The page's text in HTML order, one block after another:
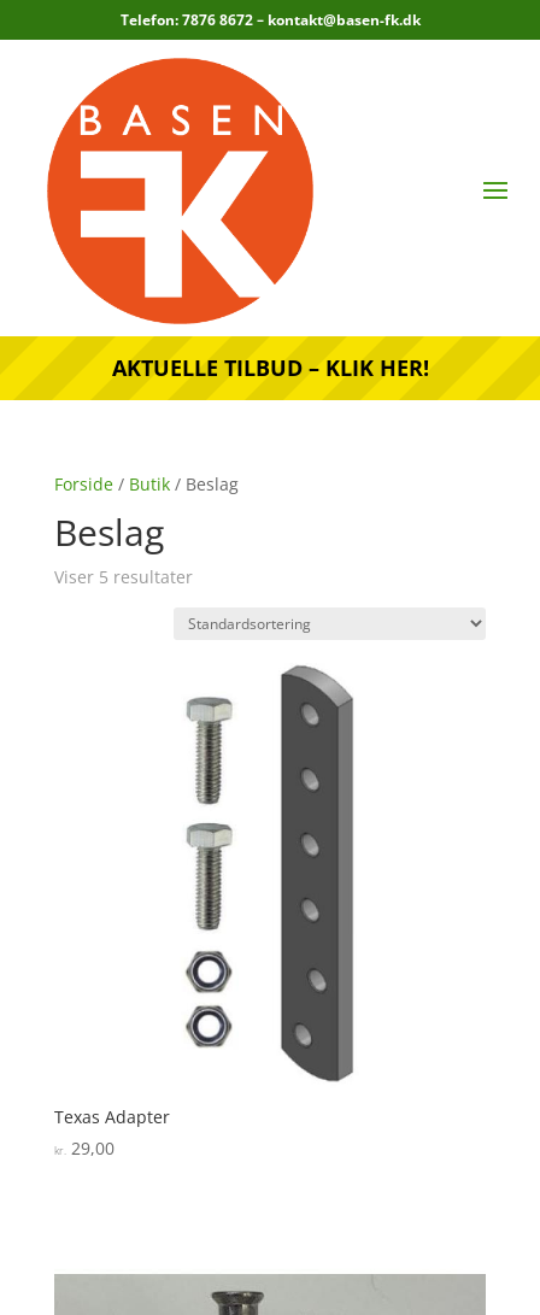
Telefon: 7876 8672 – kontakt@basen-fk.dk
AKTUELLE TILBUD – KLIK HER!
Forside/ Butik/ Beslag
Beslag
Viser 5 resultater
Texas Adapter
kr. 29,00